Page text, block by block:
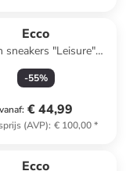
Ecco
sneakers "Leisure"
lichtroze
-55%
vanaf: € 44,99
(AVP): € 100,00*
Ecco